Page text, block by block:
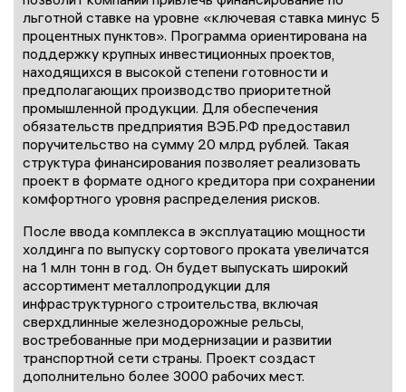
льготной ставке на уровне «ключевая ставка минус 5
процентных пунктов». Программа ориентирована на
поддержку крупных инвестиционных проектов,
находящихся в высокой степени готовности и
предполагающих производство приоритетной
промышленной продукции. Для обеспечения
обязательств предприятия ВЭБ.РФ предоставил
поручительство на сумму 20 млрд рублей. Такая
структура финансирования позволяет реализовать
проект в формате одного кредитора при сохранении
комфортного уровня распределения рисков.
После ввода комплекса в эксплуатацию мощности
холдинга по выпуску сортового проката увеличатся
на 1 млн тонн в год. Он будет выпускать широкий
ассортимент металлопродукции для
инфраструктурного строительства, включая
сверхдлинные железнодорожные рельсы,
востребованные при модернизации и развитии
транспортной сети страны. Проект создаст
дополнительно более 3000 рабочих мест.